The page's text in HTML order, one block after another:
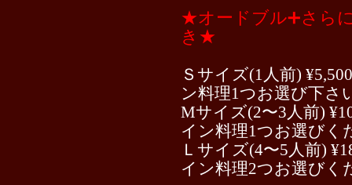
★オードブル➕さら
き★
Ｓサイズ(1人前)
ン料理1つお選び下さ
Mサイズ(2〜3人前)
イン料理1つお選びく
Ｌサイズ(4〜5人前)
イン料理2つお選びく